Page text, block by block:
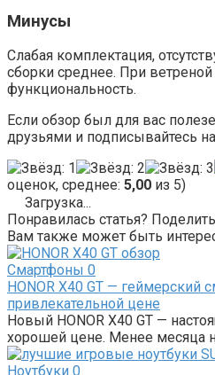
Минусы
Слабая комплектация,
сборки среднее. При
функциональность.
Если обзор был для вас
друзьями и подписывайтесь
оценок, среднее: 5,00 из 5)
Загрузка...
Понравилась статья?
Вам также может быть
Смартфоны 0
HONOR X40 GT — геймерский
привлекательной цене
Новый HONOR X40 GT —
хорошей цене. Менее месяца
Ноутбуки 0